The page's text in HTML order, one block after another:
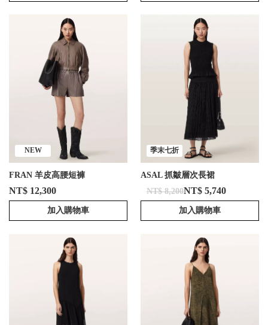
NEW
FRAN 羊皮高腰短褲
NT$ 12,300
加入購物車
季末七折
ASAL 抓皺層次長裙
NT$ 8,200NT$ 5,740
加入購物車